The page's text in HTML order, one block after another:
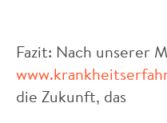
Fazit: Nach unserer
die Zukunft, das